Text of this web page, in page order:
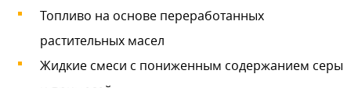
Топливо на основе переработанных
растительных масел
Жидкие смеси с пониженным содержанием серы